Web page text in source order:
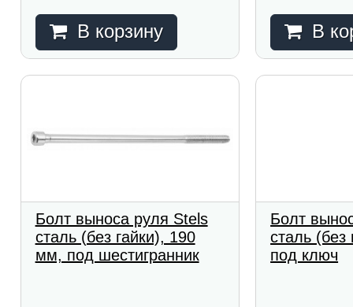
В корзину В
Болт выноса руля Stels
сталь (без гайки), 190
мм, под шестигранник
Болт
сталь
под ключ